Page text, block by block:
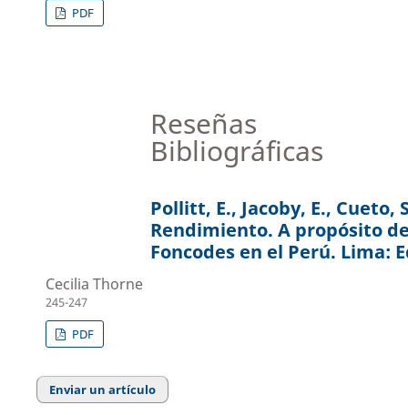
PDF
Reseñas
Bibliográficas
Pollitt, E., Jacoby, E., Cueto,
Rendimiento. A propósito
Foncodes en el Perú. Lima:
Cecilia Thorne
245-247
PDF
Enviar un artículo